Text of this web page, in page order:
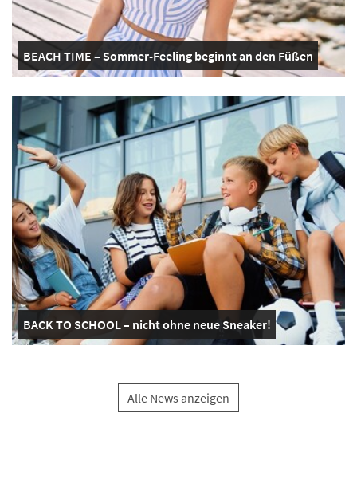
BEACH TIME – Sommer-Feeling beginnt an den Füßen
BACK TO SCHOOL – nicht ohne neue Sneaker!
Alle News anzeigen